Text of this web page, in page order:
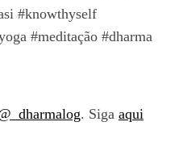
#knowthyself
#meditação #dharma
. Siga aqui